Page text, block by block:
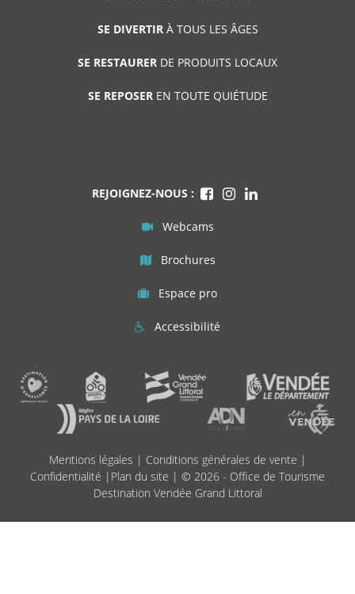
SE DIVERTIRÀ TOUS LES ÂGES
SE RESTAURER DE PRODUITS LOCAUX
SE REPOSEREN TOUTE QUIÉTUDE
REJOIGNEZ-NOUS :
Webcams
Brochures
Espace pro
Accessibilité
Mentions légales | Conditions générales de vente |
Confidentialité | Plan du site | © 2026 - Office de Tourisme
Destination Vendée Grand Littoral